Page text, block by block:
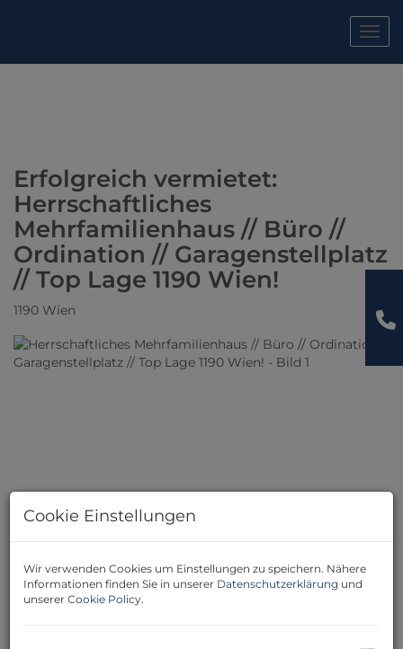
Erfolgreich vermietet:
Herrschaftliches
Mehrfamilienhaus // Büro //
Ordination // Garagenstellplatz
// Top Lage 1190 Wien!
1190 Wien
Cookie Einstellungen
Wir verwenden Cookies um Einstellungen zu speichern. Nähere
Informationen finden Sie in unserer Datenschutzerklärung und
unserer Cookie Policy.